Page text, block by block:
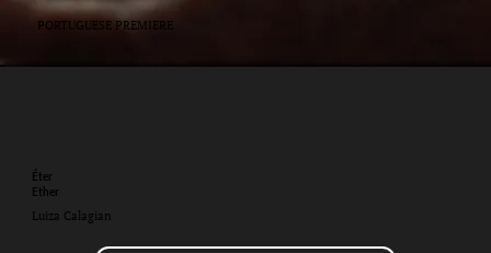
Éter
Ether
Luiza Calagian
PORTUGUESE PREMIERE